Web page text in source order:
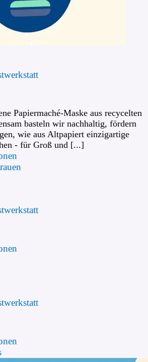
Papiermaché-Maske aus recycelten
basteln wir nachhaltig, fördern
wie aus Altpapiert einzigartige
- für Groß und [...]